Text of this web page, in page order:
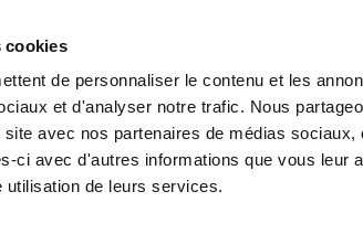
cookies
de personnaliser le contenu et les
et d'analyser notre trafic. Nous
avec nos partenaires de médias sociaux,
ci avec d'autres informations que vous leur
de leurs services.
Environment History